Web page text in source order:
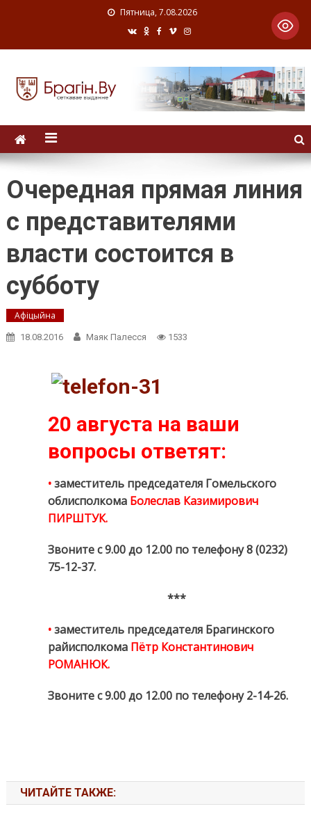
Пятница, 7.08.2026
Очередная прямая линия
с представителями
власти состоится в
субботу
Афіцыйна
18.08.2016 Маяк Палесся 1533
20 августа на ваши
вопросы ответят:
•заместитель председателя Гомельского
облисполкома Болеслав Казимирович
ПИРШТУК.
Звоните с 9.00 до 12.00 по телефону 8 (0232)
75-12-37.
***
•заместитель председателя Брагинского
райисполкомаПётр Константинович
РОМАНЮК.
Звоните с 9.00 до 12.00 по телефону 2-14-26.
ЧИТАЙТЕ ТАКЖЕ: